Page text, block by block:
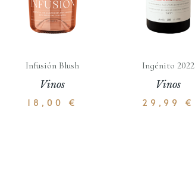
Infusión Blush
Vinos
18,00 €
Ingénito 2022
Vinos
29,99 €